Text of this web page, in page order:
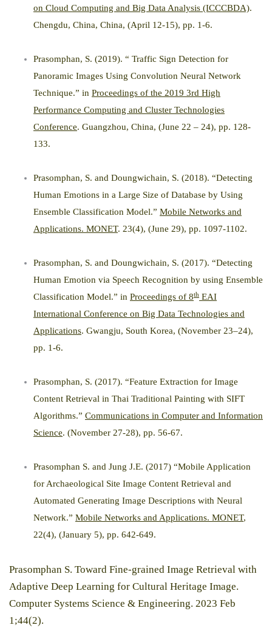
on Cloud Computing and Big Data Analysis (ICCCBDA).
Chengdu, China, China, (April 12-15), pp. 1-6.
Prasomphan, S. (2019). “ Traffic Sign Detection for
Panoramic Images Using Convolution Neural Network
Technique.” in Proceedings of the 2019 3rd High
Performance Computing and Cluster Technologies
Conference. Guangzhou, China, (June 22 – 24), pp. 128-
133.
Prasomphan, S. and Doungwichain, S. (2018). “Detecting
Human Emotions in a Large Size of Database by Using
Ensemble Classification Model.” Mobile Networks and
Applications. MONET. 23(4), (June 29), pp. 1097-1102.
Prasomphan, S. and Doungwichain, S. (2017). “Detecting
Human Emotion via Speech Recognition by using Ensemble
Classification Model.” in Proceedings of 8th EAI
International Conference on Big Data Technologies and
Applications. Gwangju, South Korea, (November 23–24),
pp. 1-6.
Prasomphan, S. (2017). “Feature Extraction for Image
Content Retrieval in Thai Traditional Painting with SIFT
Algorithms.” Communications in Computer and Information
Science. (November 27-28), pp. 56-67.
Prasomphan S. and Jung J.E. (2017) “Mobile Application
for Archaeological Site Image Content Retrieval and
Automated Generating Image Descriptions with Neural
Network.” Mobile Networks and Applications. MONET,
22(4), (January 5), pp. 642-649.
Prasomphan S. Toward Fine-grained Image Retrieval with
Adaptive Deep Learning for Cultural Heritage Image.
Computer Systems Science & Engineering. 2023 Feb
1;44(2).